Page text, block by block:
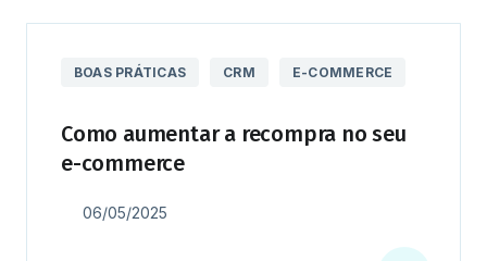
BOAS PRÁTICAS CRM E-COMMERCE
Como aumentar a recompra no seu
e-commerce
06/05/2025